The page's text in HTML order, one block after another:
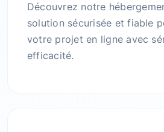
Découvrez notre
solution sécurisée et fiable
votre projet en ligne avec
efficacité.